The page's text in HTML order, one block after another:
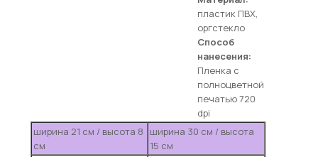
пластик ПВХ,
оргстекло
Способ
нанесения:
Пленка с
полноцветной
печатью 720
dpi
ширина 21 см / высота 8
см
ширина 30 см / высота
15 см